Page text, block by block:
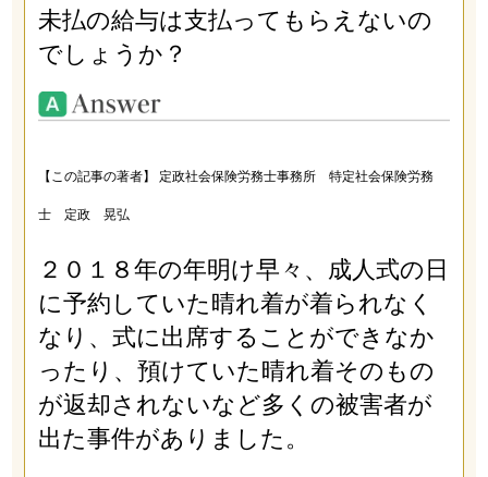
未払の給与は支払ってもらえないの
でしょうか？
【この記事の著者】 定政社会保険労務士事務所 特定社会保険労務
士 定政 晃弘
２０１８年の年明け早々、成人式の日
に予約していた晴れ着が着られなく
なり、式に出席することができなか
ったり、預けていた晴れ着そのもの
が返却されないなど多くの被害者が
出た事件がありました。